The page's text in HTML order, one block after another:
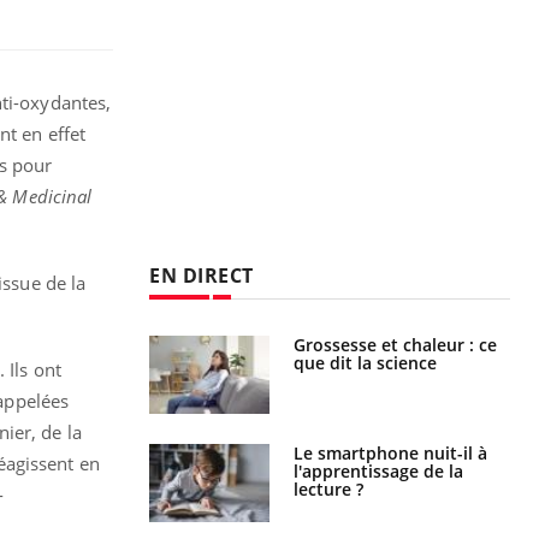
oxydantes,
en effet
pour
Medicinal
de la
Ils ont
de la
en
EN DIRECT
le risque de
t-il ?
pourrait-il
propagation du
Grossesse et chaleur : ce
que dit la science
Le smartphone nuit-il à
l'apprentissage de la
lecture ?